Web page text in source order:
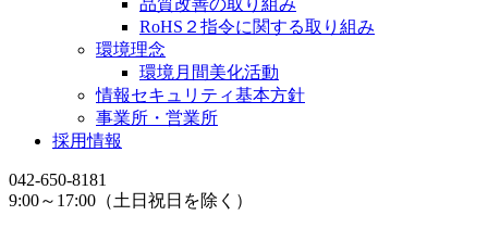
RoHS２指令に関する取り組み
環境理念
環境月間美化活動
情報セキュリティ基本方針
事業所・営業所
採用情報
042-650-8181
9:00～17:00（土日祝日を除く）